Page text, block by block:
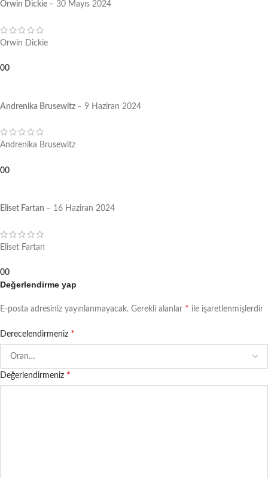
Orwin Dickie – 30 Mayıs 2024
Orwin Dickie
00
Andrenika Brusewitz – 9 Haziran 2024
Andrenika Brusewitz
00
Eliset Fartan – 16 Haziran 2024
Eliset Fartan
00
Değerlendirme yap
E-posta adresiniz yayınlanmayacak. Gerekli alanlar * ile işaretlenmişlerdir
Derecelendirmeniz *
Değerlendirmeniz *